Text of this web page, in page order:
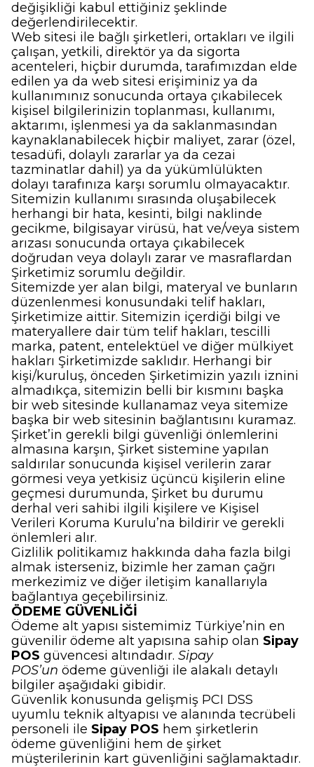
değişikliği kabul ettiğiniz şeklinde
değerlendirilecektir.
Web sitesi ile bağlı şirketleri, ortakları ve ilgili
çalışan, yetkili, direktör ya da sigorta
acenteleri, hiçbir durumda, tarafımızdan elde
edilen ya da web sitesi erişiminiz ya da
kullanımınız sonucunda ortaya çıkabilecek
kişisel bilgilerinizin toplanması, kullanımı,
aktarımı, işlenmesi ya da saklanmasından
kaynaklanabilecek hiçbir maliyet, zarar (özel,
tesadüfi, dolaylı zararlar ya da cezai
tazminatlar dahil) ya da yükümlülükten
dolayı tarafınıza karşı sorumlu olmayacaktır.
Sitemizin kullanımı sırasında oluşabilecek
herhangi bir hata, kesinti, bilgi naklinde
gecikme, bilgisayar virüsü, hat ve/veya sistem
arızası sonucunda ortaya çıkabilecek
doğrudan veya dolaylı zarar ve masraflardan
Şirketimiz sorumlu değildir.
Sitemizde yer alan bilgi, materyal ve bunların
düzenlenmesi konusundaki telif hakları,
Şirketimize aittir. Sitemizin içerdiği bilgi ve
materyallere dair tüm telif hakları, tescilli
marka, patent, entelektüel ve diğer mülkiyet
hakları Şirketimizde saklıdır. Herhangi bir
kişi/kuruluş, önceden Şirketimizin yazılı iznini
almadıkça, sitemizin belli bir kısmını başka
bir web sitesinde kullanamaz veya sitemize
başka bir web sitesinin bağlantısını kuramaz.
Şirket’in gerekli bilgi güvenliği önlemlerini
almasına karşın, Şirket sistemine yapılan
saldırılar sonucunda kişisel verilerin zarar
görmesi veya yetkisiz üçüncü kişilerin eline
geçmesi durumunda, Şirket bu durumu
derhal veri sahibi ilgili kişilere ve Kişisel
Verileri Koruma Kurulu’na bildirir ve gerekli
önlemleri alır.
Gizlilik politikamız hakkında daha fazla bilgi
almak isterseniz, bizimle her zaman çağrı
merkezimiz ve diğer iletişim kanallarıyla
bağlantıya geçebilirsiniz.
ÖDEME GÜVENLİĞİ
Ödeme alt yapısı sistemimiz Türkiye’nin en
güvenilir ödeme alt yapısına sahip olan Sipay
POS güvencesi altındadır. Sipay
POS’un ödeme güvenliği ile alakalı detaylı
bilgiler aşağıdaki gibidir.
Güvenlik konusunda gelişmiş PCI DSS
uyumlu teknik altyapısı ve alanında tecrübeli
personeli ile Sipay POS hem şirketlerin
ödeme güvenliğini hem de şirket
müşterilerinin kart güvenliğini sağlamaktadır.